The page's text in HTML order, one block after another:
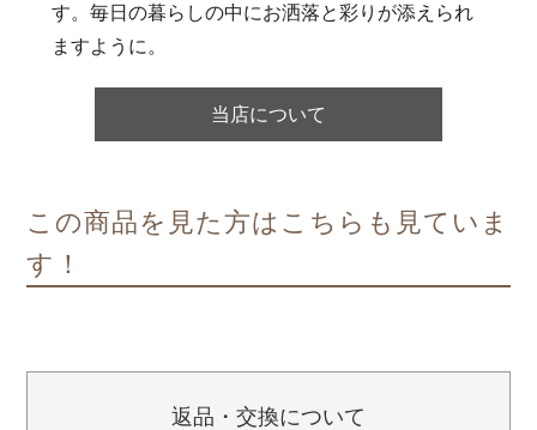
す。毎日の暮らしの中にお洒落と彩りが添えられ
ますように。
当店について
この商品を見た方はこちらも見ていま
す！
返品・交換について